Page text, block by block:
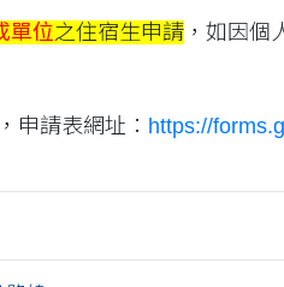
單位之住宿生申請 ，如因個
，申請表網址： https://